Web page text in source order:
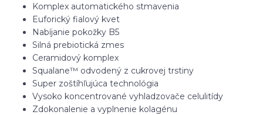
Komplex automatického stmavenia
Euforický fialový kvet
Nabíjanie pokožky B5
Silná prebiotická zmes
Ceramidový komplex
Squalane™ odvodený z cukrovej trstiny
Super zoštíhľujúca technológia
Vysoko koncentrované vyhladzovače celulitídy
Zdokonalenie a vyplnenie kolagénu